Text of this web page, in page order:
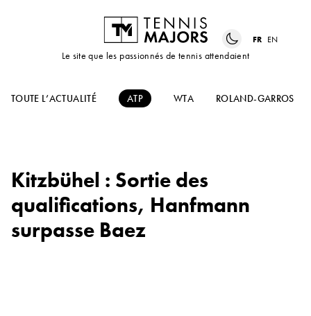
Le site que les passionnés de tennis attendaient
FR EN
TOUTE L’ACTUALITÉ ATP WTA ROLAND-GARROS
Kitzbühel : Sortie des
qualifications, Hanfmann
surpasse Baez